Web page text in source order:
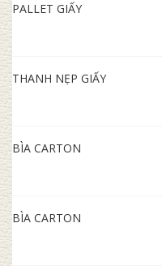
PALLET GIẤY
THANH NẸP GIẤY
BÌA CARTON
BÌA CARTON